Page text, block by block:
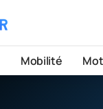
Mobilité